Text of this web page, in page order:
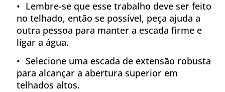
Lembre-se que esse trabalho deve ser feito
no telhado, então se possível, peça ajuda a
outra pessoa para manter a escada firme e
ligar a água.
Selecione uma escada de extensão robusta
para alcançar a abertura superior em
telhados altos.